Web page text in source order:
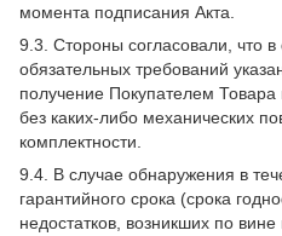
момента подписания Акта.
9.3. Стороны согласовали, что
обязательных требований
получение Покупателем
без каких-либо механических
комплектности.
9.4. В случае обнаружения в
гарантийного срока (срока
недостатков, возникших по